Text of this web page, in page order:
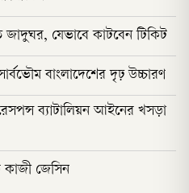
যেভাবে কাটবেন টিকিট
বাংলাদেশের দৃঢ় উচ্চারণ
ব্যাটালিয়ন আইনের খসড়া
কাজী জেসিন